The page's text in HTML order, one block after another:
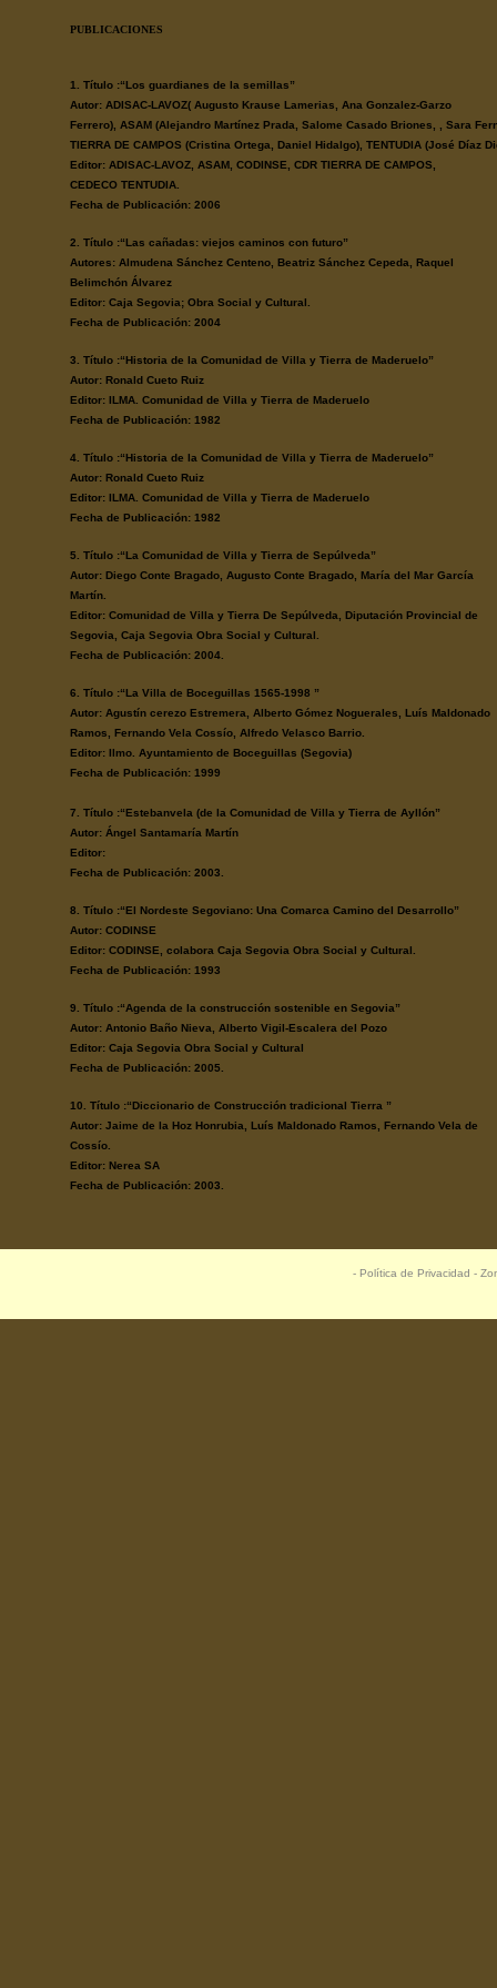
PUBLICACIONES
1. Título :“Los guardianes de la semillas”
Autor: ADISAC-LAVOZ( Augusto Krause Lamerias, Ana Gonzalez-Garzo
Ferrero), ASAM (Alejandro Martínez Prada, Salome Casado Briones, , Sara
TIERRA DE CAMPOS (Cristina Ortega, Daniel Hidalgo), TENTUDIA (José Díaz
Editor: ADISAC-LAVOZ, ASAM, CODINSE, CDR TIERRA DE CAMPOS,
CEDECO TENTUDIA.
Fecha de Publicación: 2006
2. Título :“Las cañadas: viejos caminos con futuro”
Autores: Almudena Sánchez Centeno, Beatriz Sánchez Cepeda, Raquel
Belimchón Álvarez
Editor: Caja Segovia; Obra Social y Cultural.
Fecha de Publicación: 2004
3. Título :“Historia de la Comunidad de Villa y Tierra de Maderuelo”
Autor: Ronald Cueto Ruiz
Editor: ILMA. Comunidad de Villa y Tierra de Maderuelo
Fecha de Publicación: 1982
4. Título :“Historia de la Comunidad de Villa y Tierra de Maderuelo”
Autor: Ronald Cueto Ruiz
Editor: ILMA. Comunidad de Villa y Tierra de Maderuelo
Fecha de Publicación: 1982
5. Título :“La Comunidad de Villa y Tierra de Sepúlveda”
Autor: Diego Conte Bragado, Augusto Conte Bragado, María del Mar García
Martín.
Editor: Comunidad de Villa y Tierra De Sepúlveda, Diputación Provincial de
Segovia, Caja Segovia Obra Social y Cultural.
Fecha de Publicación: 2004.
6. Título :“La Villa de Boceguillas 1565-1998 ”
Autor: Agustín cerezo Estremera, Alberto Gómez Noguerales, Luís Maldonado
Ramos, Fernando Vela Cossío, Alfredo Velasco Barrio.
Editor: Ilmo. Ayuntamiento de Boceguillas (Segovia)
Fecha de Publicación: 1999
7. Título :“Estebanvela (de la Comunidad de Villa y Tierra de Ayllón”
Autor: Ángel Santamaría Martín
Editor:
Fecha de Publicación: 2003.
8. Título :“El Nordeste Segoviano: Una Comarca Camino del Desarrollo”
Autor: CODINSE
Editor: CODINSE, colabora Caja Segovia Obra Social y Cultural.
Fecha de Publicación: 1993
9. Título :“Agenda de la construcción sostenible en Segovia”
Autor: Antonio Baño Nieva, Alberto Vigil-Escalera del Pozo
Editor: Caja Segovia Obra Social y Cultural
Fecha de Publicación: 2005.
10. Título :“Diccionario de Construcción tradicional Tierra ”
Autor: Jaime de la Hoz Honrubia, Luís Maldonado Ramos, Fernando Vela de
Cossío.
Editor: Nerea SA
Fecha de Publicación: 2003.
- Política de Privacidad -